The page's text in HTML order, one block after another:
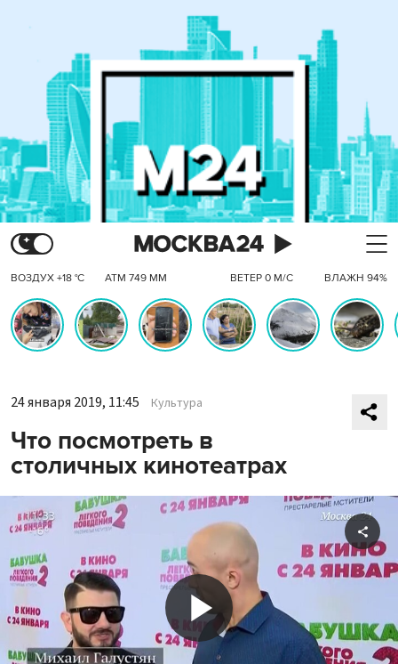
ВОЗДУХ +18 °C АТМ 749 ММ ВЕТЕР 0 М/С ВЛАЖН 94%
24 января 2019, 11:45 Культура
Что посмотреть в
столичных кинотеатрах
Play